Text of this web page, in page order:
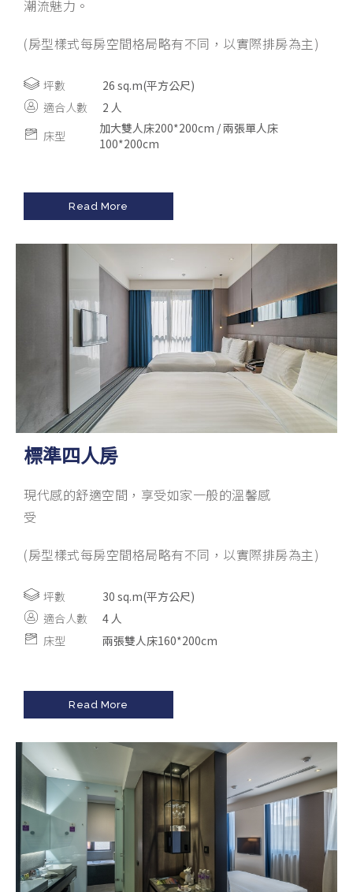
潮流魅力。
(房型樣式每房空間格局略有不同，以實際排房為主)
坪數
26 sq.m(平方公尺)
適合人數
2 人
床型
加大雙人床200*200cm / 兩張單人床
100*200cm
Read More
標準四人房
現代感的舒適空間，享受如家一般的溫馨感
受
(房型樣式每房空間格局略有不同，以實際排房為主)
坪數
30 sq.m(平方公尺)
適合人數
4 人
床型
兩張雙人床160*200cm
Read More